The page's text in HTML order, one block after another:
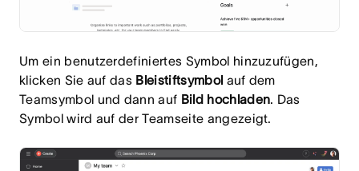
Um ein benutzerdefiniertes Symbol hinzuzufügen,
klicken Sie auf das Bleistiftsymbolauf dem
Teamsymbol und dann auf Bild hochladen. Das
Symbol wird auf der Teamseite angezeigt.